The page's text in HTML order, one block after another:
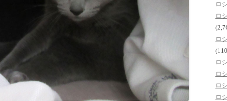
ロ
ロ
ロ
ロ
ロ
ロ
ロ